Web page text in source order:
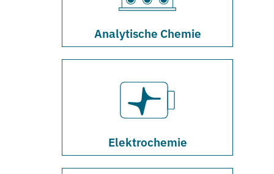
Analytische Chemie
Elektrochemie